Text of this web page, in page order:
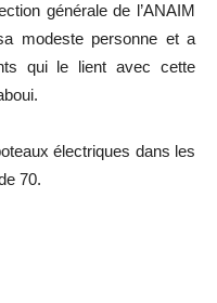
générale de l’ANAIM
modeste personne et a
qui le lient avec cette
électriques dans les
70.